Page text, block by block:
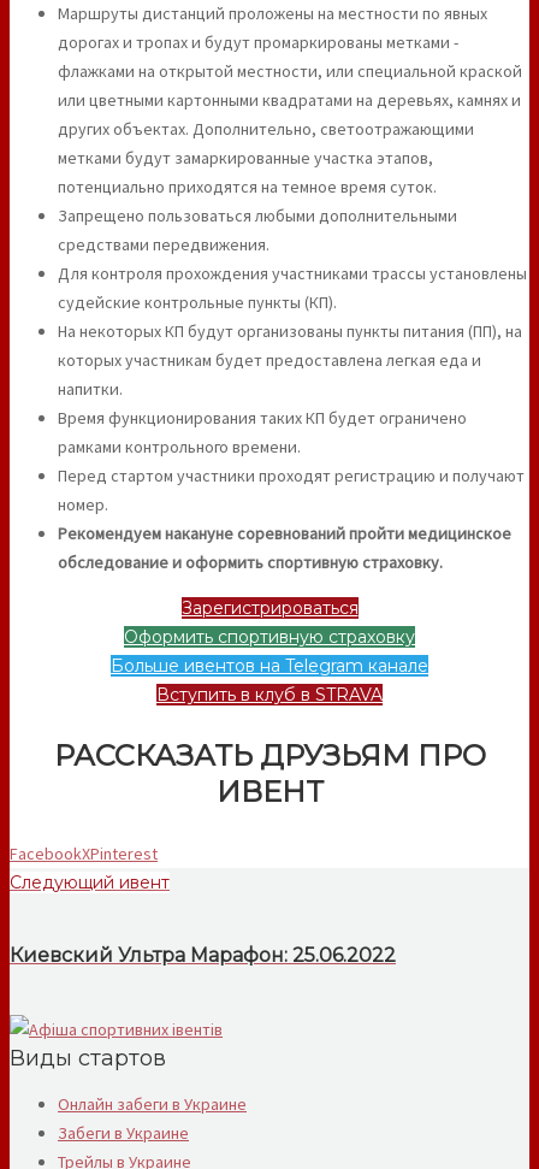
Маршруты дистанций проложены на местности по явных
дорогах и тропах и будут промаркированы метками -
флажками на открытой местности, или специальной краской
или цветными картонными квадратами на деревьях, камнях и
других объектах. Дополнительно, светоотражающими
метками будут замаркированные участка этапов,
потенциально приходятся на темное время суток.
Запрещено пользоваться любыми дополнительными
средствами передвижения.
Для контроля прохождения участниками трассы установлены
судейские контрольные пункты (КП).
На некоторых КП будут организованы пункты питания (ПП), на
которых участникам будет предоставлена легкая еда и
напитки.
Время функционирования таких КП будет ограничено
рамками контрольного времени.
Перед стартом участники проходят регистрацию и получают
номер.
Рекомендуем накануне соревнований пройти медицинское
обследование и оформить спортивную страховку.
Зарегистрироваться
Оформить спортивную страховку
Больше ивентов на Telegram канале
Вступить в клуб в STRAVA
РАССКАЗАТЬ ДРУЗЬЯМ ПРО
ИВЕНТ
FacebookXPinterest
Следующий ивент
Киевский Ультра Марафон: 25.06.2022
Виды стартов
Онлайн забеги в Украине
Забеги в Украине
Трейлы в Украине